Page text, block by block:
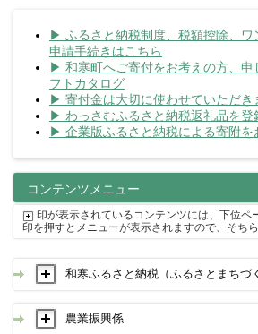
▶ ふるさと納税制度、税額控除、ワ
申請手続きはこちら
▶ 和寒町へご寄付をお考えの方、申
フトカタログ
▶ 寄付金は大切に使わせていただき
▶ わっさむふるさと納税返礼品を登
▶ 企業版ふるさと納税による寄附を
コンテンツメニュー
印が表示されているコンテンツには、下位ペ
印を押すとメニューが表示されますので、そち
和寒ふるさと納税（ふるさとまちづ
農業振興係